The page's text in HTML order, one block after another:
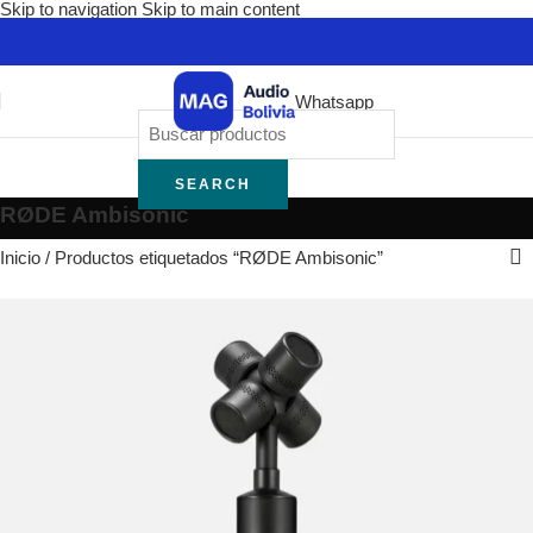
Skip to navigation Skip to main content
Whatsapp
SEARCH
RØDE Ambisonic
Inicio / Productos etiquetados “RØDE Ambisonic”